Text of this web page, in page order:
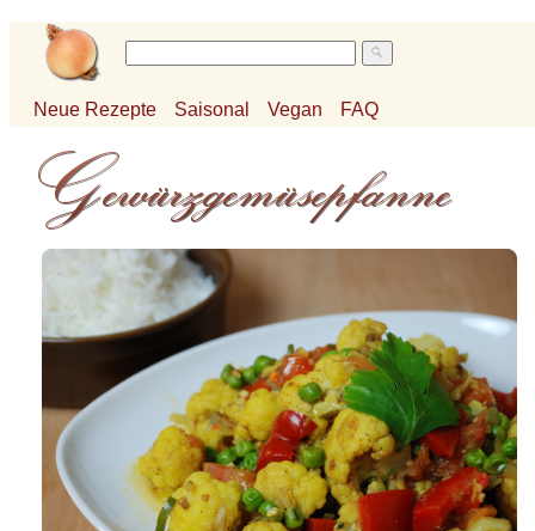
Neue Rezepte Saisonal Vegan FAQ